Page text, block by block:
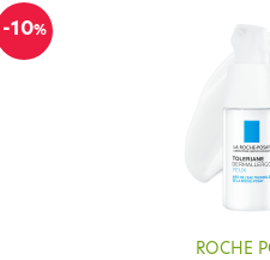
-10%
ROCHE